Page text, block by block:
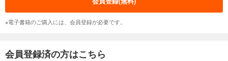
※電子書籍のご購入には、会員登録が必要です。
会員登録済の方はこちら